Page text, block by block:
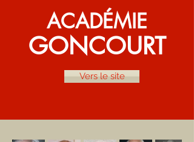
ACADÉMIE
GONCOURT
Vers le site